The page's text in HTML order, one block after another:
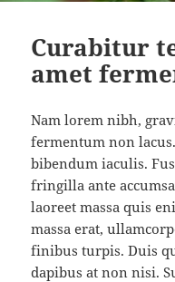
Curabitur
amet
Nam lorem nibh,
fermentum non
bibendum iaculis.
fringilla ante
laoreet massa quis
massa erat,
finibus turpis. Duis
dapibus at non nisi.